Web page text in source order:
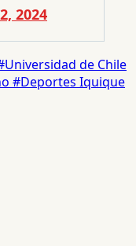
2024
de Chile
#Deportes Iquique